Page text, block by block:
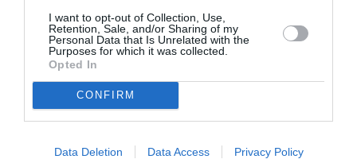
I want to opt-out of Collection, Use,
Retention, Sale, and/or Sharing of my
Personal Data that Is Unrelated with the
Purposes for which it was collected.
Opted In
CONFIRM
Data Deletion Data Access Privacy Policy